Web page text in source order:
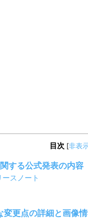
目次 [非表
する公式発表の内容
スノート
変更点の詳細と画像